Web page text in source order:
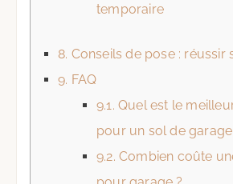
temporaire
8. Conseils de pose : réussir
9. FAQ
9.1. Quel est le
pour un sol de garage
9.2. Combien coûte